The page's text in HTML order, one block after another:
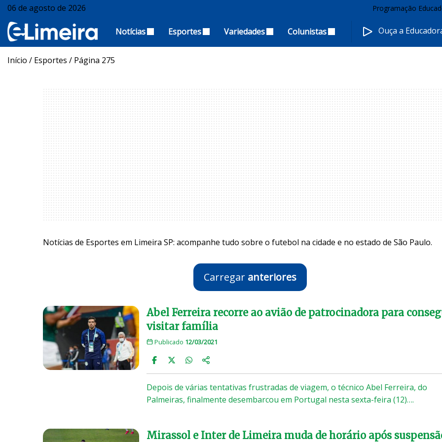
06 de agosto de 2026 Programação
Notícias Esportes Variedades Colunistas Ouça a
Início / Esportes / Página 275
Notícias de Esportes em Limeira SP: acompanhe tudo sobre o futebol na cidade e no estado de São Paulo.
Carregar anteriores
Abel Ferreira recorre ao avião de patrocinadora para
visitar família
Publicado 12/03/2021
Depois de várias tentativas frustradas de viagem, o técnico Abel Ferreira, do
Palmeiras, finalmente desembarcou em Portugal nesta sexta-feira (12)….
Mirassol e Inter de Limeira muda de horário após